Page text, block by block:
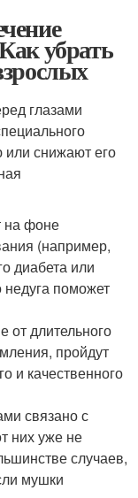
убрать
глазами
снижают его
на фоне
(например,
диабета или
недуга поможет
от длительного
пройдут
и качественного
связано с
них уже не
случаев,
мушки